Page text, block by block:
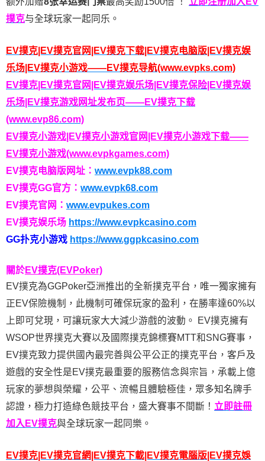
撲克与全球玩家一起同乐。
EV撲克|EV撲克官网|EV撲克下载|EV撲克电脑版|EV撲克娱
乐场|EV撲克小游戏——EV撲克导航(www.evpks.com)
EV撲克|EV撲克官网|EV撲克娱乐场|EV撲克保险|EV撲克娱
乐场|EV撲克游戏网址发布页——EV撲克下载
(www.evp86.com)
EV撲克小游戏|EV撲克小游戏官网|EV撲克小游戏下载——
EV撲克小游戏(www.evpkgames.com)
EV撲克电脑版网址： www.evpk88.com
EV撲克GG官方： www.evpk68.com
EV撲克官网： www.evpukes.com
EV撲克娱乐场 https://www.evpkcasino.com
GG扑克小游戏 https://www.ggpkcasino.com
關於EV撲克(EVPoker)
EV撲克為GGPoker亞洲推出的全新撲克平台，唯一獨家擁有
正EV保險機制，此機制可確保玩家的盈利，在勝率達60%以
上即可兌現，可讓玩家大大減少游戲的波動。 EV撲克擁有
WSOP世界撲克大賽以及國際撲克錦標賽MTT和SNG賽事，
EV撲克致力提供國內最完善與公平公正的撲克平台，客戶及
遊戲的安全性是EV撲克最重要的服務信念與宗旨，承載上億
玩家的夢想與榮耀，公平、流暢且體驗極佳，眾多知名牌手
認證，極力打造綠色競技平台，盛大賽事不間斷！ 立即註冊
加入EV撲克與全球玩家一起同樂。
EV撲克|EV撲克官網|EV撲克下載|EV撲克電腦版|EV撲克娛